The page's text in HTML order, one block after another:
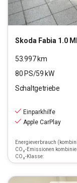
Skoda Fabia 1.0
53.997km
80 PS/59 kW
Schaltgetriebe
Einparkhilfe
Apple CarPlay
Energieverbrauch
CO₂-Emissionen
CO₂-Klasse: